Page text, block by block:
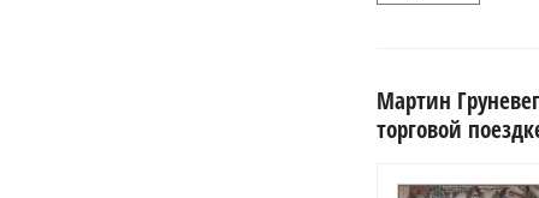
Мартин
торговой